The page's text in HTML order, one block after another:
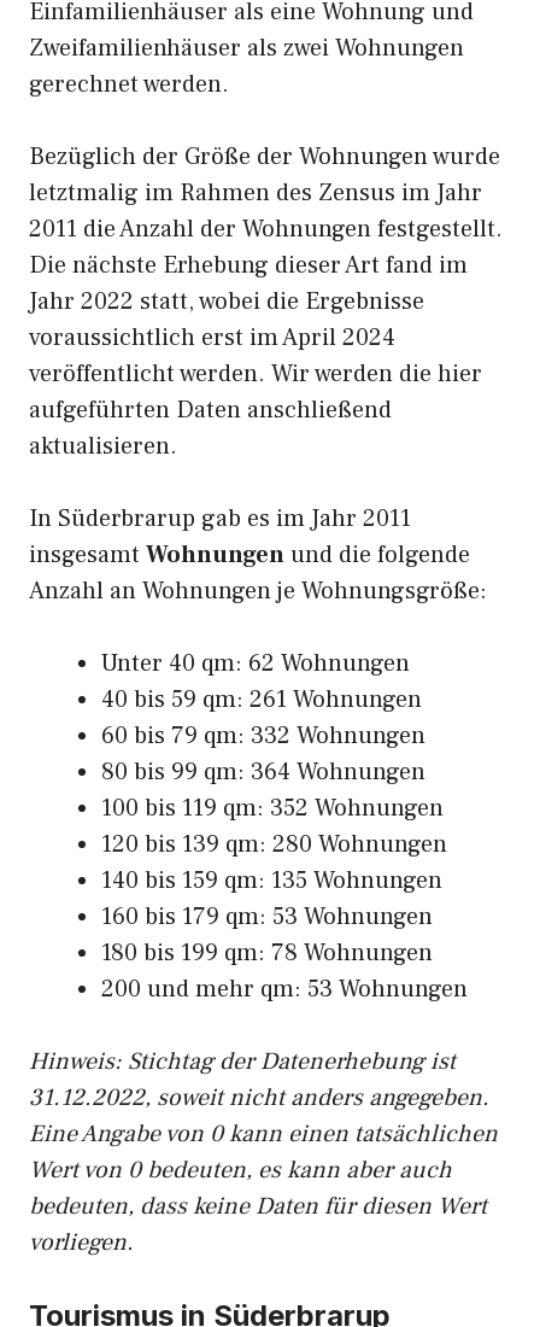
Einfamilienhäuser als eine Wohnung und
Zweifamilienhäuser als zwei Wohnungen
gerechnet werden.
Bezüglich der Größe der Wohnungen wurde
letztmalig im Rahmen des Zensus im Jahr
2011 die Anzahl der Wohnungen festgestellt.
Die nächste Erhebung dieser Art fand im
Jahr 2022 statt, wobei die Ergebnisse
voraussichtlich erst im April 2024
veröffentlicht werden. Wir werden die hier
aufgeführten Daten anschließend
aktualisieren.
In Süderbrarup gab es im Jahr 2011
insgesamt Wohnungenund die folgende
Anzahl an Wohnungen je Wohnungsgröße:
Unter 40 qm: 62 Wohnungen
40 bis 59 qm: 261 Wohnungen
60 bis 79 qm: 332 Wohnungen
80 bis 99 qm: 364 Wohnungen
100 bis 119 qm: 352 Wohnungen
120 bis 139 qm: 280 Wohnungen
140 bis 159 qm: 135 Wohnungen
160 bis 179 qm: 53 Wohnungen
180 bis 199 qm: 78 Wohnungen
200 und mehr qm: 53 Wohnungen
Hinweis: Stichtag der Datenerhebung ist
31.12.2022, soweit nicht anders angegeben.
Eine Angabe von 0 kann einen tatsächlichen
Wert von 0 bedeuten, es kann aber auch
bedeuten, dass keine Daten für diesen Wert
vorliegen.
Tourismus in Süderbrarup